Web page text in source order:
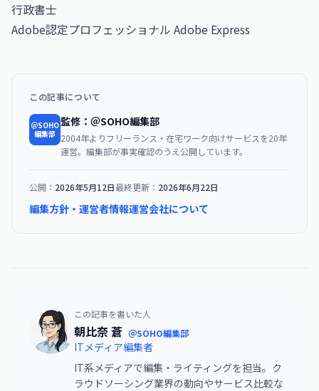
行政書士
Adobe認定プロフェッショナル Adobe Express
この記事について
＠SOHO
編集部
監修：＠SOHO編集部
2004年よりフリーランス・在宅ワーク向けサービスを20年
運営。編集部が事実確認のうえ公開しています。
公開： 2026年5月12日最終更新： 2026年6月22日
編集方針・運営者情報運営会社について
この記事を書いた人
朝比奈 蒼 ＠SOHO編集部
ITメディア編集者
IT系メディアで編集・ライティングを担当。ク
ラウドソーシング業界の動向やサービス比較な